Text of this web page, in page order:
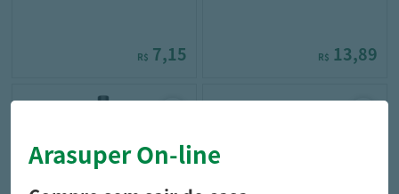
R$ 7,15 R$ 13,89
Arasuper On-line